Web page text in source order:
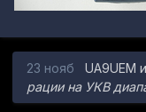
23 нояб UA9UEM
рации на УКВ